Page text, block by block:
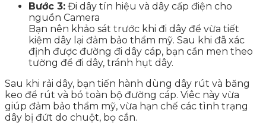
Bước 3: Đi dây tín hiệu và dây cấp điện cho
nguồn Camera
Bạn nên khảo sát trước khi đi dây để vừa tiết
kiệm dây lại đảm bảo thẩm mỹ. Sau khi đã xác
định được đường đi dây cáp, bạn cần men theo
tường để đi dây, tránh hụt dây.
Sau khi rải dây, bạn tiến hành dùng dây rút và băng
keo để rút và bó toàn bộ đường cáp. Viêc này vừa
giúp đảm bảo thẩm mỹ, vừa hạn chế các tình trạng
dây bị đứt do chuột, bọ cắn.